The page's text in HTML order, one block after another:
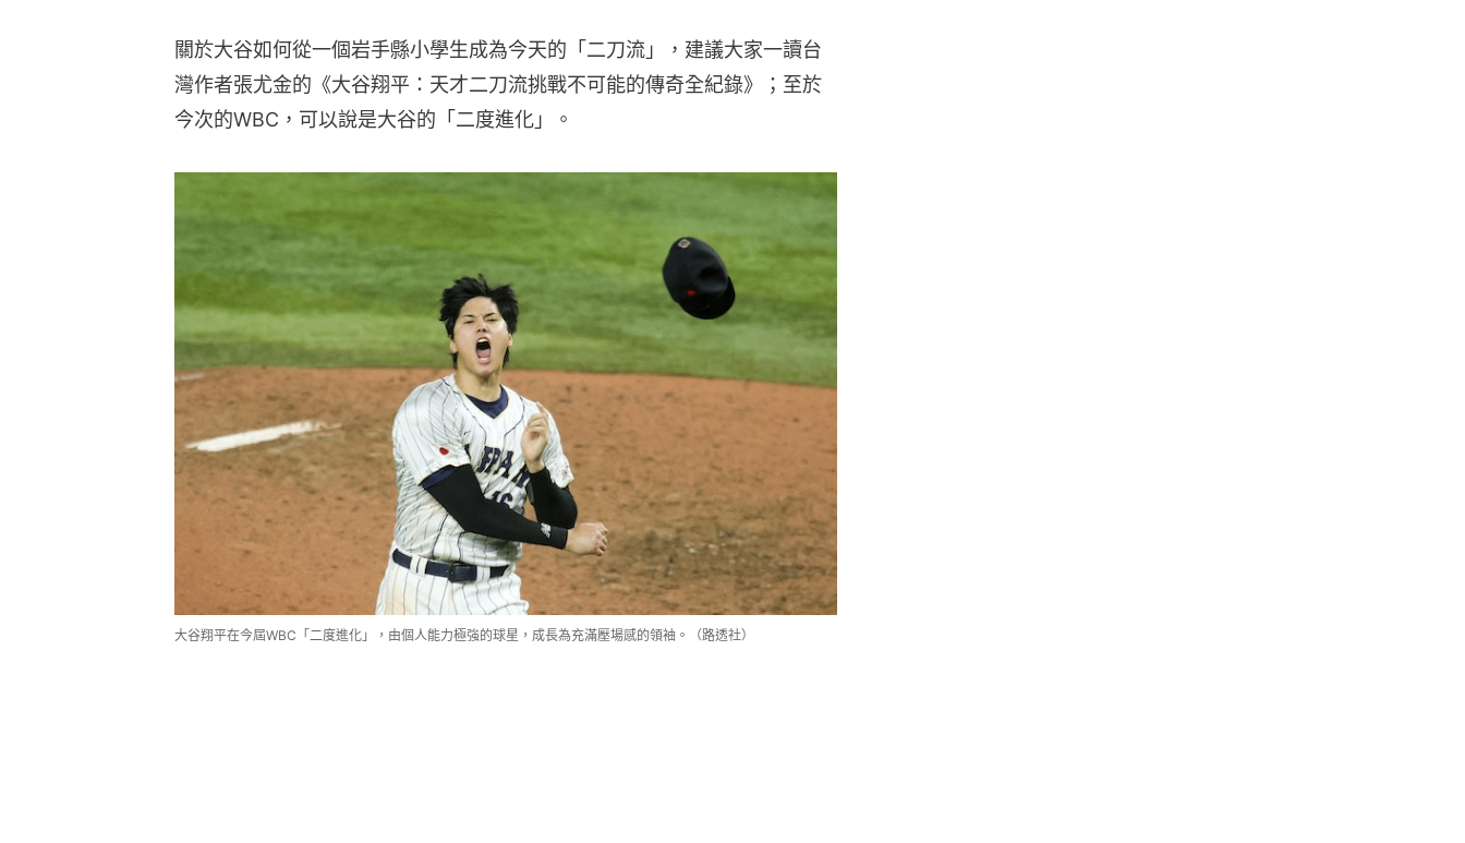
關於大谷如何從一個岩手縣小學生成為今天的「二刀流」，建議大家一讀台
灣作者張尤金的《大谷翔平：天才二刀流挑戰不可能的傳奇全紀錄》；至於
今次的WBC，可以說是大谷的「二度進化」。
大谷翔平在今屆WBC「二度進化」，由個人能力極強的球星，成長為充滿壓場感的領袖。（路透社）